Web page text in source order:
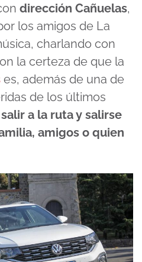
dirección Cañuelas,
los amigos de La
charlando con
la certeza de que la
es, además de una de
de los últimos
a la ruta y salirse
amigos o quien